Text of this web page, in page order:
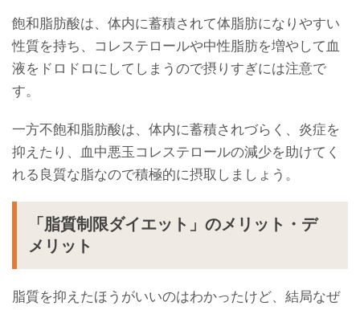
飽和脂肪酸は、体内に蓄積されて体脂肪になりやすい
性質を持ち、コレステロールや中性脂肪を増やして血
液をドロドロにしてしまうので摂りすぎには注意で
す。
一方不飽和脂肪酸は、体内に蓄積されづらく、炎症を
抑えたり、血中悪玉コレステロールの減少を助けてく
れる良質な脂なので積極的に摂取しましょう。
「脂質制限ダイエット」のメリット・デ
メリット
脂質を抑えたほうがいいのはわかったけど、結局なぜ